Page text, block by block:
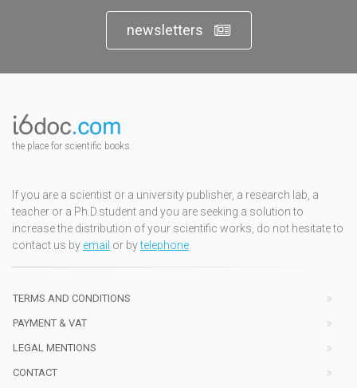
newsletters
the place for scientific books
If you are a scientist or a university publisher, a research lab, a
teacher or a Ph.D.student and you are seeking a solution to
increase the distribution of your scientific works, do not hesitate to
contact us by email or bytelephone
TERMS AND CONDITIONS
PAYMENT & VAT
LEGAL MENTIONS
CONTACT